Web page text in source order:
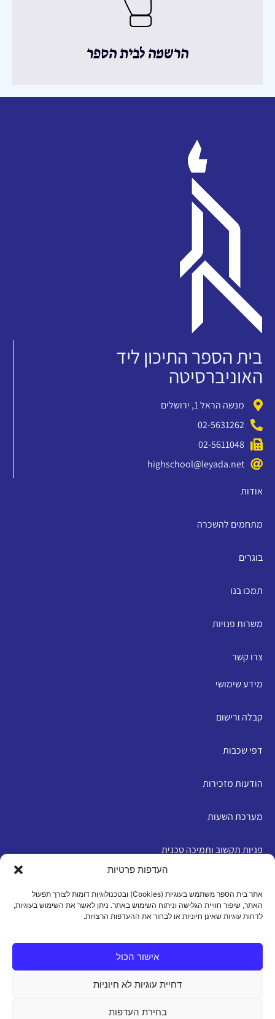
העדפות פרטיות
אתר בית הספר משתמש בעוגיות (Cookies) ובטכנולוגיות דומות לצורך תפעול
האתר, שיפור חוויית הגלישה וניתוח השימוש באתר. ניתן לאשר את השימוש בעוגיות,
לדחות עוגיות שאינן חיוניות או לבחור את ההעדפות הרצויות.
אישור הכול
דחיית עוגיות לא חיוניות
בחירת העדפות
הרשמה לבית הספר
בית הספר התיכון ליד
האוניברסיטה
מנשה הראל 1, ירושלים
02-5631262
02-5611048
highschool@leyada.net
אודות
מתחמים להשכרה
בוגרים
תמכו בנו
משרות פנויות
צרו קשר
מידע שימושי
קבלה ורישום
דפי שכבות
הודעות מזכירות
מערכת השעות
פניות תקשוב ותמיכה טכנית
מדיניות פרטיות|תנאי שימוש|הצהרת נגישות|מדיניות
עוגיות